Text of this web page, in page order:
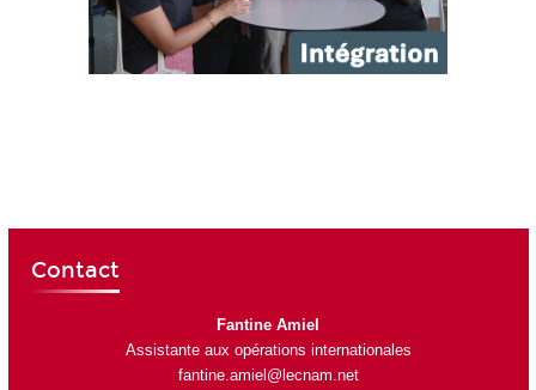
Contact
Fantine Amiel
Assistante aux opérations internationales
fantine.amiel@lecnam.net